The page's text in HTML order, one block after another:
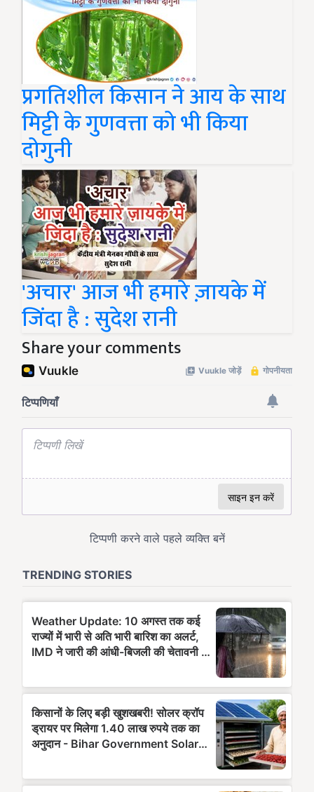
प्रगतिशील किसान ने आय के साथ
मिट्टी के गुणवत्ता को भी किया
दोगुनी
'अचार' आज भी हमारे ज़ायके में
जिंदा है : सुदेश रानी
Share your comments